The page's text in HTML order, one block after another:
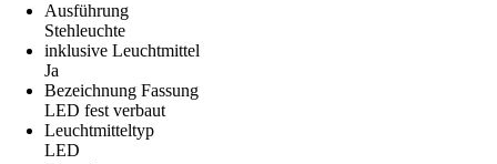
Ausführung
Stehleuchte
inklusive Leuchtmittel
Ja
Bezeichnung Fassung
LED fest verbaut
Leuchtmitteltyp
LED